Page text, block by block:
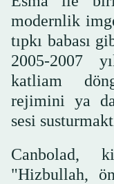
modernlik
tıpkı babası
2005-2007
katliam
rejimini ya
sesi
Canbolad,
"Hizbullah,